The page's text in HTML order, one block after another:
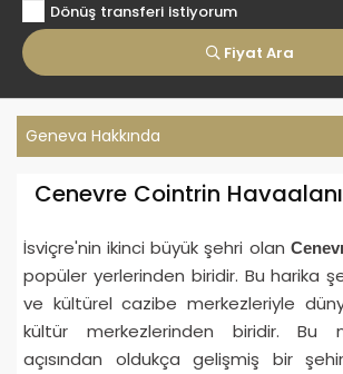
Fiyat Ara
Dönüş transferi istiyorum
Geneva Hakkında
Cenevre Cointrin Havaalanı
İsviçre'nin ikinci büyük şehri olan
popüler yerlerinden biridir. Bu harika
ve kültürel cazibe merkezleriyle
kültür merkezlerinden biridir. Bu
açısından oldukça gelişmiş bir